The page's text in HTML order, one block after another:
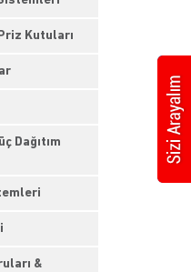
Kutuları
Dağıtım
&